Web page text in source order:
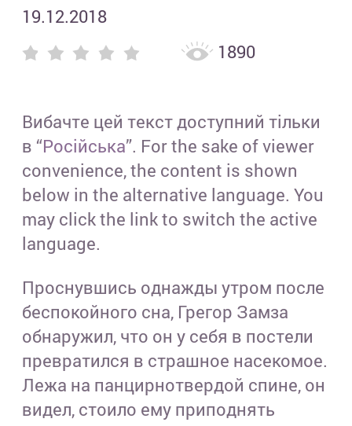
19.12.2018
1890
Вибачте цей текст доступний тільки
в “Російська”. For the sake of viewer
convenience, the content is shown
below in the alternative language. You
may click the link to switch the active
language.
Проснувшись однажды утром после
беспокойного сна, Грегор Замза
обнаружил, что он у себя в постели
превратился в страшное насекомое.
Лежа на панцирнотвердой спине, он
видел, стоило ему приподнять
Цвет
Теги
(4)
(3)